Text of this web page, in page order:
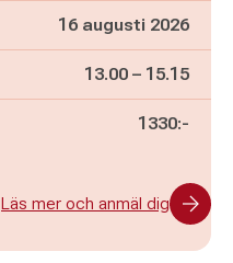
16 augusti 2026
Pågår mellan
13.00 – och
15.15
1330:-
Läs mer och anmäl dig